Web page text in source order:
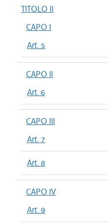
TITOLO II
CAPO I
Art. 5
CAPO II
Art. 6
CAPO III
Art. 7
Art. 8
CAPO IV
Art. 9